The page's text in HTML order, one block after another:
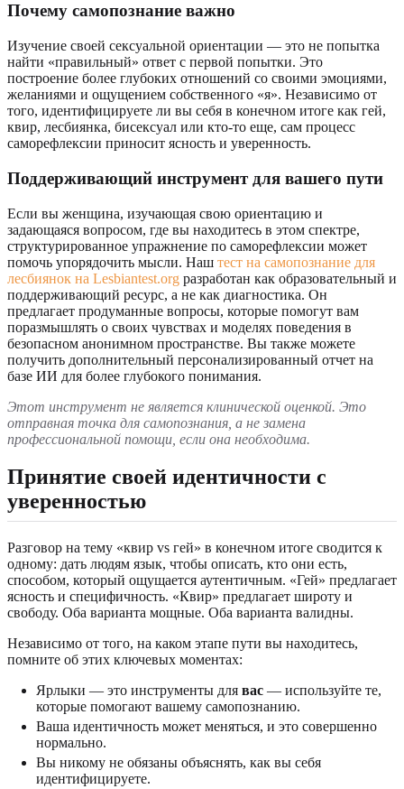
Почему самопознание важно
Изучение своей сексуальной ориентации — это не попытка
найти «правильный» ответ с первой попытки. Это
построение более глубоких отношений со своими эмоциями,
желаниями и ощущением собственного «я». Независимо от
того, идентифицируете ли вы себя в конечном итоге как гей,
квир, лесбиянка, бисексуал или кто-то еще, сам процесс
саморефлексии приносит ясность и уверенность.
Поддерживающий инструмент для вашего пути
Если вы женщина, изучающая свою ориентацию и
задающаяся вопросом, где вы находитесь в этом спектре,
структурированное упражнение по саморефлексии может
помочь упорядочить мысли. Наш тест на самопознание для
лесбиянок на Lesbiantest.org разработан как образовательный и
поддерживающий ресурс, а не как диагностика. Он
предлагает продуманные вопросы, которые помогут вам
поразмышлять о своих чувствах и моделях поведения в
безопасном анонимном пространстве. Вы также можете
получить дополнительный персонализированный отчет на
базе ИИ для более глубокого понимания.
Этот инструмент не является клинической оценкой. Это
отправная точка для самопознания, а не замена
профессиональной помощи, если она необходима.
Принятие своей идентичности с
уверенностью
Разговор на тему «квир vs гей» в конечном итоге сводится к
одному: дать людям язык, чтобы описать, кто они есть,
способом, который ощущается аутентичным. «Гей» предлагает
ясность и специфичность. «Квир» предлагает широту и
свободу. Оба варианта мощные. Оба варианта валидны.
Независимо от того, на каком этапе пути вы находитесь,
помните об этих ключевых моментах:
Ярлыки — это инструменты для вас — используйте те,
которые помогают вашему самопознанию.
Ваша идентичность может меняться, и это совершенно
нормально.
Вы никому не обязаны объяснять, как вы себя
идентифицируете.